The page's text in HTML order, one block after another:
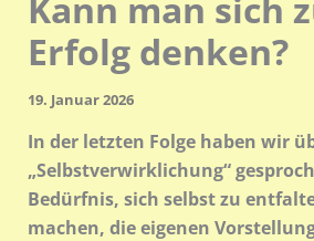
Erfolg denken?
19. Januar 2026
In der letzten Folge haben wir
„Selbstverwirklichung“
Bedürfnis, sich selbst zu
machen, die eigenen